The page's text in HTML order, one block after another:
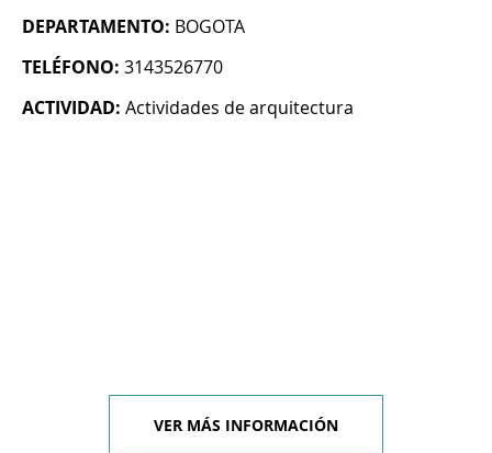
DEPARTAMENTO: BOGOTA
TELÉFONO: 3143526770
ACTIVIDAD: Actividades de arquitectura
VER MÁS INFORMACIÓN